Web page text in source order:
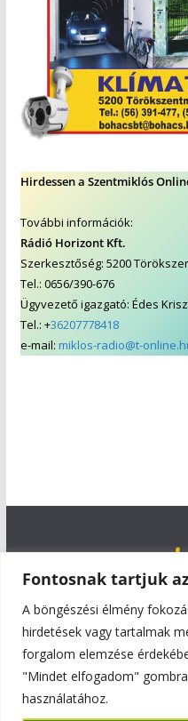
Fontosnak tartjuk
A böngészési élmény
hirdetések vagy tartalmak
forgalom elemzése
"Mindet elfogadom"
használatához.
Hirdessen a Szentmiklós
További információk:
Rádió Horizont Kft.
Szerkesztőség: 5200
Tel.: 0656/390-676
Ügyvezető igazgató: Édes
Tel.: +36207778418
e-mail: miklos-radio@t-